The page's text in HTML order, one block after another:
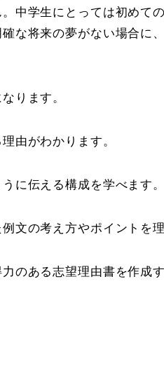
中学生にとっては初めて
な将来の夢がない場合に
ります。
由がわかります。
に伝える構成を学べます。
文の考え方やポイントを
のある志望理由書を作成